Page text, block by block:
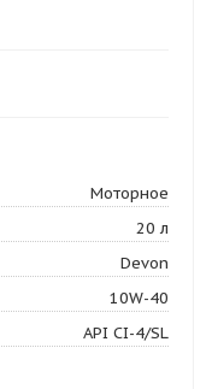
Моторное
20 л
Devon
10W-40
API CI-4/SL